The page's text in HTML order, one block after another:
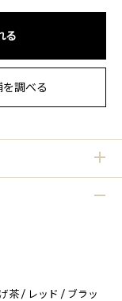
る
調べる
茶 / レッド / ブラッ